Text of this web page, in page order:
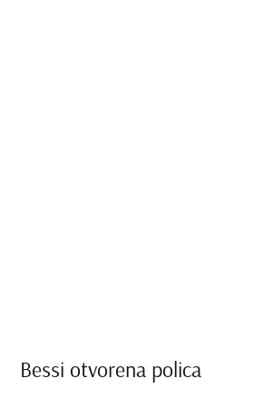
Bessi otvorena polica